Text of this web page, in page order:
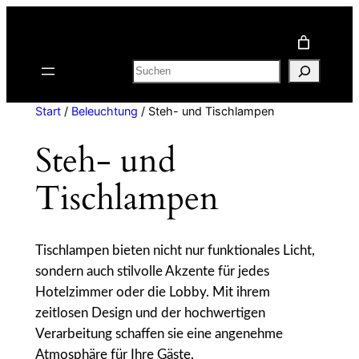
Suchen
Start/ Beleuchtung / Steh- und Tischlampen
Steh- und
Tischlampen
Tischlampen bieten nicht nur funktionales Licht,
sondern auch stilvolle Akzente für jedes
Hotelzimmer oder die Lobby. Mit ihrem
zeitlosen Design und der hochwertigen
Verarbeitung schaffen sie eine angenehme
Atmosphäre für Ihre Gäste.